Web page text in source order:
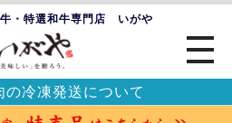
・特選和牛専門店 いがや
の冷凍発送について